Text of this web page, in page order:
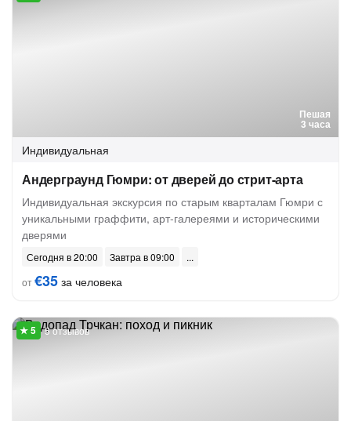
Пешая
3 часа
Индивидуальная
Андерграунд Гюмри: от дверей до стрит-арта
Индивидуальная экскурсия по старым кварталам Гюмри с
уникальными граффити, арт-галереями и историческими
дверями
Сегодня в 20:00
Завтра в 09:00
от€35 за человека
5 отзывов